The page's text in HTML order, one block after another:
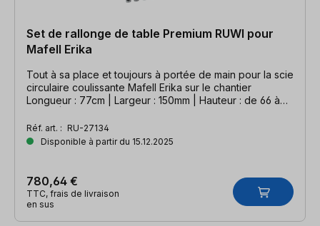
Set de rallonge de table Premium RUWI pour
Mafell Erika
Tout à sa place et toujours à portée de main pour la scie
circulaire coulissante Mafell Erika sur le chantier
Longueur : 77cm | Largeur : 150mm | Hauteur : de 66 à
Réf. art. : RU-27134
Disponible à partir du 15.12.2025
780,64 €
TTC, frais de livraison
en sus